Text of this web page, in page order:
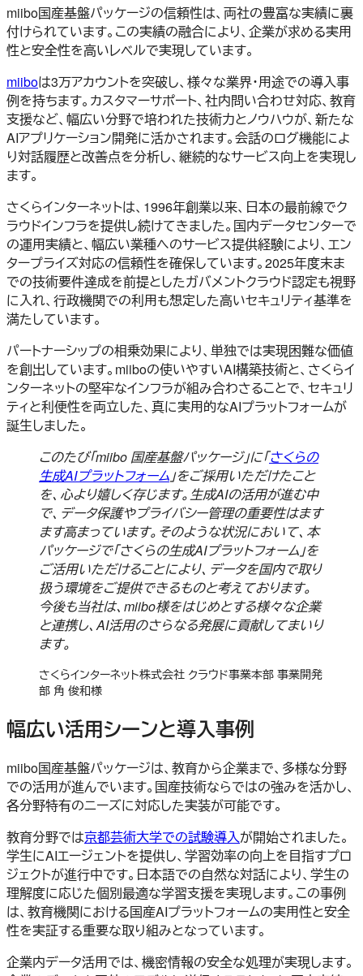
miibo国産基盤パッケージの信頼性は、両社の豊富な実績に裏
付けられています。この実績の融合により、企業が求める実用
性と安全性を高いレベルで実現しています。
miiboは3万アカウントを突破し、様々な業界・用途での導入事
例を持ちます。カスタマーサポート、社内問い合わせ対応、教育
支援など、幅広い分野で培われた技術力とノウハウが、新たな
AIアプリケーション開発に活かされます。会話のログ機能によ
り対話履歴と改善点を分析し、継続的なサービス向上を実現し
ます。
さくらインターネットは、1996年創業以来、日本の最前線でク
ラウドインフラを提供し続けてきました。国内データセンターで
の運用実績と、幅広い業種へのサービス提供経験により、エン
タープライズ対応の信頼性を確保しています。2025年度末ま
での技術要件達成を前提としたガバメントクラウド認定も視野
に入れ、行政機関での利用も想定した高いセキュリティ基準を
満たしています。
パートナーシップの相乗効果により、単独では実現困難な価値
を創出しています。miiboの使いやすいAI構築技術と、さくらイ
ンターネットの堅牢なインフラが組み合わさることで、セキュリ
ティと利便性を両立した、真に実用的なAIプラットフォームが
誕生しました。
このたび「miibo 国産基盤パッケージ」に「さくらの
生成AIプラットフォーム」をご採用いただけたこと
を、心より嬉しく存じます。生成AIの活用が進む中
で、データ保護やプライバシー管理の重要性はます
ます高まっています。そのような状況において、本
パッケージで「さくらの生成AIプラットフォーム」を
ご活用いただけることにより、データを国内で取り
扱う環境をご提供できるものと考えております。
今後も当社は、miibo様をはじめとする様々な企業
と連携し、AI活用のさらなる発展に貢献してまいり
ます。
さくらインターネット株式会社 クラウド事業本部 事業開発
部 角 俊和様
幅広い活用シーンと導入事例
miibo国産基盤パッケージは、教育から企業まで、多様な分野
での活用が進んでいます。国産技術ならではの強みを活かし、
各分野特有のニーズに対応した実装が可能です。
教育分野では京都芸術大学での試験導入が開始されました。
学生にAIエージェントを提供し、学習効率の向上を目指すプロ
ジェクトが進行中です。日本語での自然な対話により、学生の
理解度に応じた個別最適な学習支援を実現します。この事例
は、教育機関における国産AIプラットフォームの実用性と安全
性を実証する重要な取り組みとなっています。
企業内データ活用では、機密情報の安全な処理が実現します。